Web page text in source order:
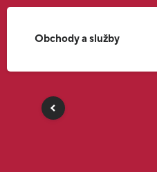
Obchody a služby